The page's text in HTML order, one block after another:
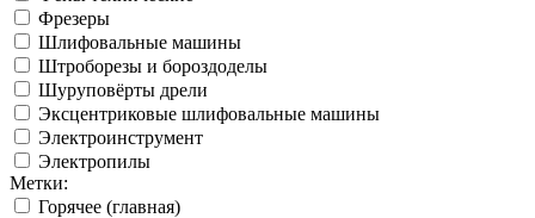
Фрезеры
Шлифовальные машины
Штроборезы и бороздоделы
Шуруповёрты дрели
Эксцентриковые шлифовальные машины
Электроинструмент
Электропилы
Метки:
Горячее (главная)